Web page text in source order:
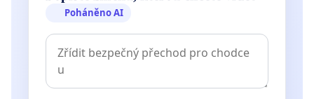
Poháněno AI